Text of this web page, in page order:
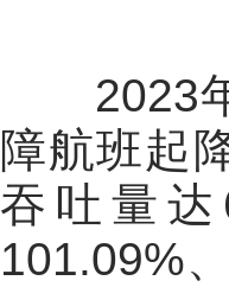
2023
障航班起
吞吐量
101.09%